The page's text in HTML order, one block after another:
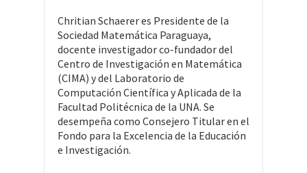
Chritian Schaerer es Presidente de la
Sociedad Matemática Paraguaya,
docente investigador co-fundador del
Centro de Investigación en Matemática
(CIMA) y del Laboratorio de
Computación Científica y Aplicada de la
Facultad Politécnica de la UNA. Se
desempeña como Consejero Titular en el
Fondo para la Excelencia de la Educación
e Investigación.